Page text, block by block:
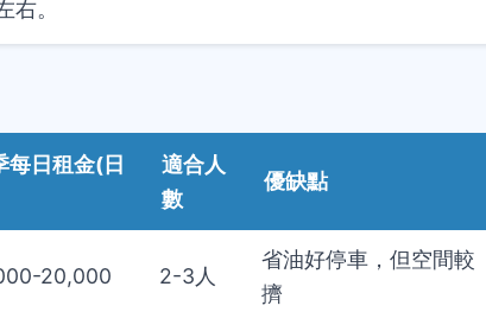
。
每日租金(日
適合人
數
優缺點
20,000 2-3人
省油好停車，但空間較
擠